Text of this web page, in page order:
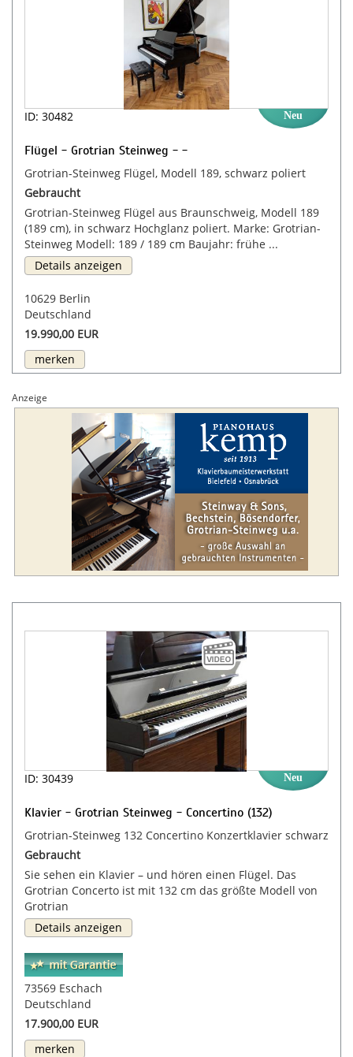
ID: 30482 Neu
Flügel - Grotrian Steinweg - -
Grotrian-Steinweg Flügel, Modell 189, schwarz poliert
Gebraucht
Grotrian-Steinweg Flügel aus Braunschweig, Modell 189
(189 cm), in schwarz Hochglanz poliert. Marke: Grotrian-
Steinweg Modell: 189 / 189 cm Baujahr: frühe ...
Details anzeigen
10629 Berlin
Deutschland
19.990,00 EUR
merken
Anzeige
ID: 30439 Neu
Klavier - Grotrian Steinweg - Concertino (132)
Grotrian-Steinweg 132 Concertino Konzertklavier schwarz
Gebraucht
Sie sehen ein Klavier – und hören einen Flügel. Das
Grotrian Concerto ist mit 132 cm das größte Modell von
Grotrian
Details anzeigen
73569 Eschach
Deutschland
17.900,00 EUR
merken